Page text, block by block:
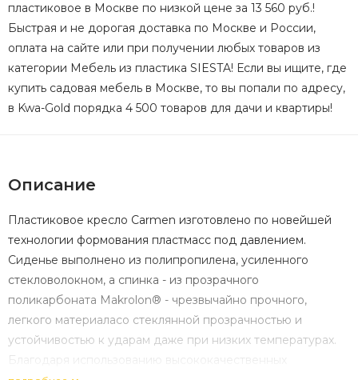
пластиковое в Москве по низкой цене за 13 560 руб.!
Быстрая и не дорогая доставка по Москве и России,
оплата на сайте или при получении любых товаров из
категории Мебель из пластика SIESTA! Если вы ищите, где
купить садовая мебель в Москве, то вы попали по адресу,
в Kwa-Gold порядка 4 500 товаров для дачи и квартиры!
Описание
Пластиковое кресло Carmen изготовлено по новейшей
технологии формования пластмасс под давлением.
Сиденье выполнено из полипропилена, усиленного
стекловолокном, а спинка - из прозрачного
поликарбоната Makrolon® - чрезвычайно прочного,
легкого материаласо стеклянной прозрачностью и
устойчивостью к ударам даже при низких температурах.
Благодаря использованию высококачественных